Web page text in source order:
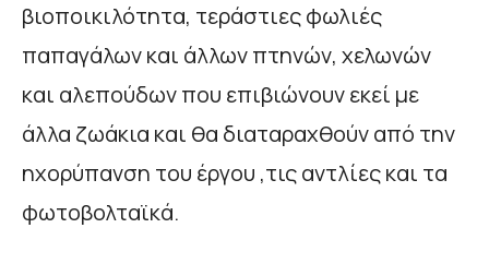
βιοποικιλότητα, τεράστιες φωλιές
παπαγάλων και άλλων πτηνών, χελωνών
και αλεπούδων που επιβιώνουν εκεί με
άλλα ζωάκια και θα διαταραχθούν από την
ηχορύπανση του έργου ,τις αντλίες και τα
φωτοβολταϊκά.